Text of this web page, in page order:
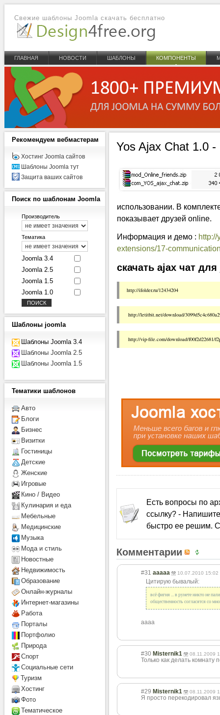
Свежие шаблоны Joomla скачать бесплатно
ГЛАВНАЯ НОВОСТИ ШАБЛОНЫ КОМПОНЕНТЫ
Yos Ajax Chat 1.0
использовании. В
показывает друзей online.
Информация и демо :
extensions/17-
скачать ajax чат
http://ifolder.ru/12434204
http://letitbit.net/download/
http://vip-file.com/download/f00f2d22681/
Есть вопросы по
ссылку? -
быстро ее решим.
Комментарии
#31 aaaaa 10.07.2010 15:02
Цитирую бывалый:
всё фигня ... в рунете никто не
общественность согласятся со
aaaa
#30 Misternik1 08.11.2009
Только как делать комнату
#29 Misternik1 08.11.2009
Я просто перекодировал
Рекомендуем вебмастерам
Хостинг Joomla сайтов
Шаблоны Joomla тут
Защита ваших сайтов
Поиск по шаблонам Joomla
Производитель
Тематика
Joomla 3.4
Joomla 2.5
Joomla 1.5
Joomla 1.0
Шаблоны joomla
Шаблоны Joomla 3.4
Шаблоны Joomla 2.5
Шаблоны Joomla 1.5
Тематики шаблонов
Авто
Блоги
Бизнес
Визитки
Гостиницы
Детcкие
Женские
Игровые
Кино / Видео
Кулинария и еда
Мебельные
Медицинские
Музыка
Мода и стиль
Новостные
Недвижимость
Образование
Онлайн-журналы
Интернет-магазины
Работа
Порталы
Портфолио
Природа
Спорт
Социальные сети
Туризм
Хостинг
Фото
Тематическое